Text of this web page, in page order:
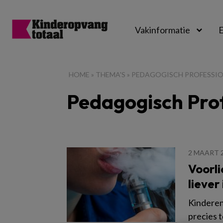
Vakinformatie
HOME » THEMA'S » PEDAGOGISCH
Pedagogisch
2 MAART
liever
precies